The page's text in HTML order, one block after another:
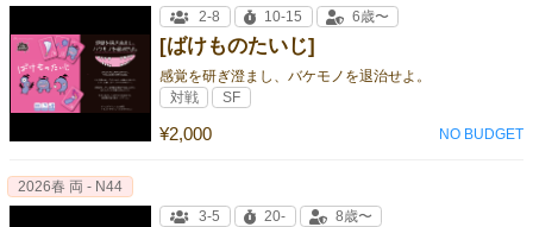
[ばけものたいじ]
感覚を研ぎ澄まし、バケモノを退治せよ。
¥2,000
2-8 10-15 6歳〜
対戦 SF
NO BUDGET
2026春 両 - N44
3-5
20- 8歳〜